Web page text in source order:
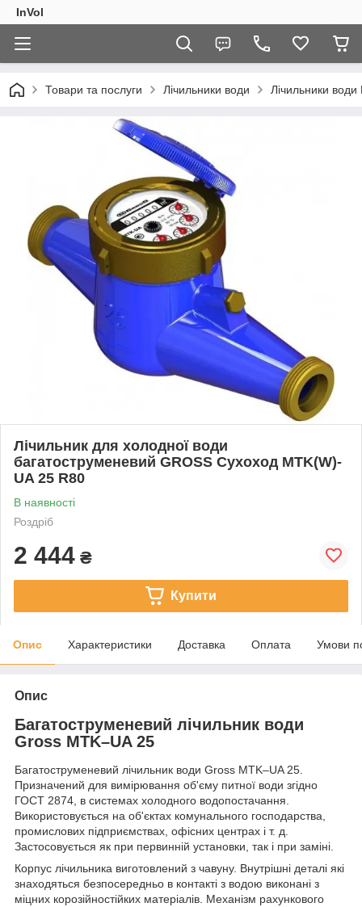
InVol
Товари та послуги Лічильники води Лічильники води
Лічильник для холодної води
багатоструменевий GROSS Сухоход MTK(W)-
UA 25 R80
В наявності
Роздріб
2 444 ₴
Купити
Опис Характеристики Доставка Оплата Умови
Опис
Багатоструменевий лічильник води
Gross MTK–UA 25
Багатоструменевий лічильник води Gross MTK–UA 25.
Призначений для вимірювання об'єму питної води згідно
ГОСТ 2874, в системах холодного водопостачання.
Використовується на об'єктах комунального господарства,
промислових підприємствах, офісних центрах і т. д.
Застосовується як при первинній установки, так і при заміні.
Корпус лічильника виготовлений з чавуну. Внутрішні деталі які
знаходяться безпосередньо в контакті з водою виконані з
міцних корозійностійких матеріалів. Механізм рахункового